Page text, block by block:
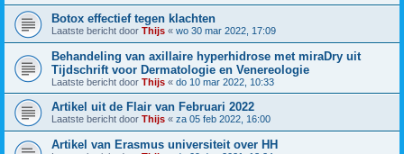
Botox effectief tegen klachten
Laatste bericht door Thijs « wo 30 mar 2022, 17:09
Behandeling van axillaire hyperhidrose met miraDry uit
Tijdschrift voor Dermatologie en Venereologie
Laatste bericht door Thijs « do 10 mar 2022, 10:33
Artikel uit de Flair van Februari 2022
Laatste bericht door Thijs « za 05 feb 2022, 16:00
Artikel van Erasmus universiteit over HH